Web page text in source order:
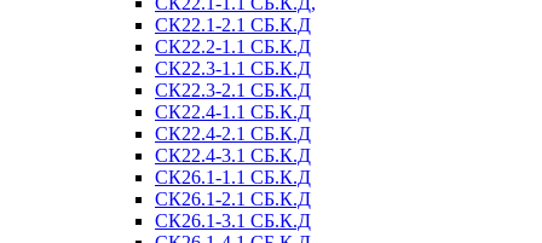
СК22.1-2.1 СБ.К.Д
СК22.2-1.1 СБ.К.Д
СК22.3-1.1 СБ.К.Д
СК22.3-2.1 СБ.К.Д
СК22.4-1.1 СБ.К.Д
СК22.4-2.1 СБ.К.Д
СК22.4-3.1 СБ.К.Д
СК26.1-1.1 СБ.К.Д
СК26.1-2.1 СБ.К.Д
СК26.1-3.1 СБ.К.Д